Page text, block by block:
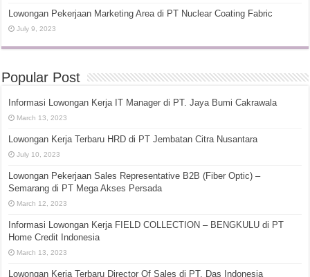
Lowongan Pekerjaan Marketing Area di PT Nuclear Coating Fabric
July 9, 2023
Popular Post
Informasi Lowongan Kerja IT Manager di PT. Jaya Bumi Cakrawala
March 13, 2023
Lowongan Kerja Terbaru HRD di PT Jembatan Citra Nusantara
July 10, 2023
Lowongan Pekerjaan Sales Representative B2B (Fiber Optic) –
Semarang di PT Mega Akses Persada
March 12, 2023
Informasi Lowongan Kerja FIELD COLLECTION – BENGKULU di PT
Home Credit Indonesia
March 13, 2023
Lowongan Kerja Terbaru Director Of Sales di PT. Das Indonesia